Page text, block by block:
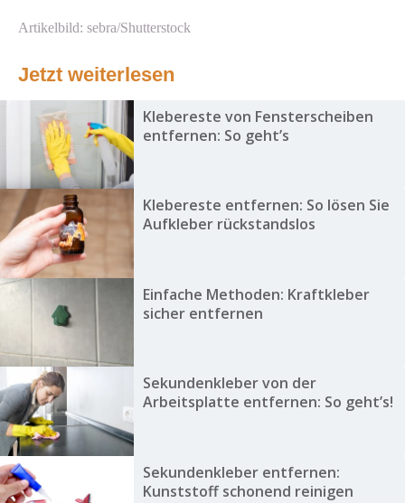
Artikelbild: sebra/Shutterstock
Jetzt weiterlesen
Klebereste von Fensterscheiben
entfernen: So geht’s
Klebereste entfernen: So lösen Sie
Aufkleber rückstandslos
Einfache Methoden: Kraftkleber
sicher entfernen
Sekundenkleber von der
Arbeitsplatte entfernen: So geht’s!
Sekundenkleber entfernen:
Kunststoff schonend reinigen